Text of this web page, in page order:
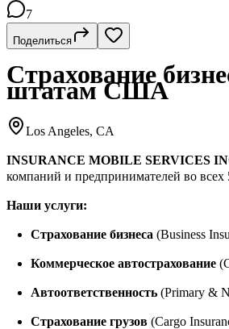
7
Поделиться
Страхование
штатам США
Los Angeles, CA
INSURANCE MOBILE SERVICES
компаний и предпринимателей во
Наши услуги:
Страхование бизнеса (Business
Коммерческое автострахование
Автоответственность (Primary &
Страхование грузов (Cargo